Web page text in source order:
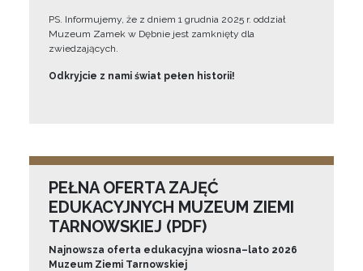
PS. Informujemy, że z dniem 1 grudnia 2025 r. oddział
Muzeum Zamek w Dębnie jest zamknięty dla
zwiedzających.
Odkryjcie z nami świat pełen historii!
PEŁNA OFERTA ZAJĘĆ
EDUKACYJNYCH MUZEUM ZIEMI
TARNOWSKIEJ (PDF)
Najnowsza oferta edukacyjna wiosna–lato 2026
Muzeum Ziemi Tarnowskiej